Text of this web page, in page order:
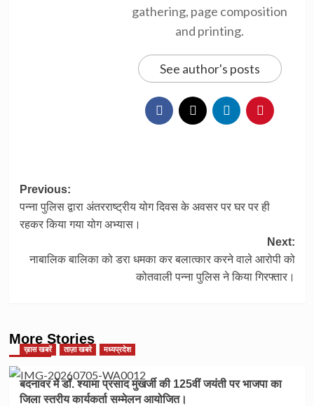
gathering, page composition
and printing.
See author's posts
Post
navigation
Previous:
पन्ना पुलिस द्वारा अंतरराष्ट्रीय योग दिवस के अवसर पर घर पर ही
रहकर किया गया योग अभ्यास।
Next:
नाबालिक बालिका को डरा धमका कर बलात्कार करने वाले आरोपी को
कोतवाली पन्ना पुलिस ने किया गिरफ्तार।
More Stories
ख़ास खबरें ताज़ा खबरे मध्यप्रदेश
बदनावर में डॉ. श्यामा प्रसाद मुखर्जी की 125वीं जयंती पर भाजपा का
जिला स्तरीय कार्यकर्ता सम्मेलन आयोजित।